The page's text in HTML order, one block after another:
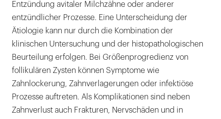
Entzündung avitaler Milchzähne oder anderer
entzündlicher Prozesse. Eine Unterscheidung der
Ätiologie kann nur durch die Kombination der
klinischen Untersuchung und der histopathologischen
Beurteilung erfolgen. Bei Größenprogredienz von
follikulären Zysten können Symptome wie
Zahnlockerung, Zahnverlagerungen oder infektiöse
Prozesse auftreten. Als Komplikationen sind neben
Zahnverlust auch Frakturen, Nervschäden und in